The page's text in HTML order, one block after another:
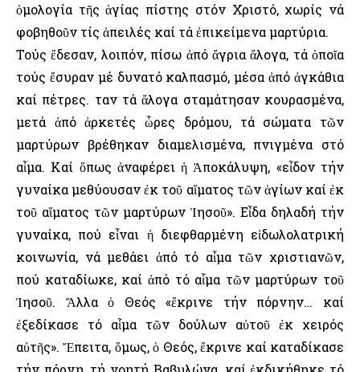
ὁμολογία τῆς ἁγίας πίστης στόν Χριστό, χωρίς νά
φοβηθοῦν τίς ἀπειλές καί τά ἐπικείμενα μαρτύρια.
Τούς ἔδεσαν, λοιπόν, πίσω ἀπό ἄγρια ἄλογα, τά ὁποῖα
τούς ἔσυραν μέ δυνατό καλπασμό, μέσα ἀπό ἀγκάθια
καί πέτρες. Ὅταν τά ἄλογα σταμάτησαν κουρασμένα,
μετά ἀπό ἀρκετές ὧρες δρόμου, τά σώματα τῶν
μαρτύρων βρέθηκαν διαμελισμένα, πνιγμένα στό
αἷμα. Καί ὅπως ἀναφέρει ἡ Ἀποκάλυψη, «εἶδον τήν
γυναίκα μεθύουσαν ἐκ τοῦ αἵματος τῶν ἁγίων καί ἐκ
τοῦ αἵματος τῶν μαρτύρων Ἰησοῦ». Εἶδα δηλαδή τήν
γυναίκα, πού εἶναι ἡ διεφθαρμένη εἰδωλολατρική
κοινωνία, νά μεθάει ἀπό τό αἷμα τῶν χριστιανῶν,
πού καταδίωκε, καί ἀπό τό αἷμα τῶν μαρτύρων τοῦ
Ἰησοῦ. Ἄλλα ὁ Θεός «ἔκρινε τήν πόρνην… καί
ἐξεδίκασε τό αἷμα τῶν δούλων αὐτοῦ ἐκ χειρός
αὐτῆς». Ἔπειτα, ὅμως, ὁ Θεός, ἔκρινε καί καταδίκασε